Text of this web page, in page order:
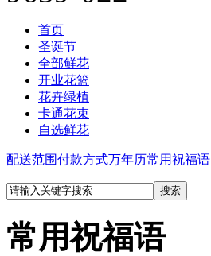
首页
圣诞节
全部鲜花
开业花篮
花卉绿植
卡通花束
自选鲜花
配送范围付款方式万年历常用祝福语
常用祝福语